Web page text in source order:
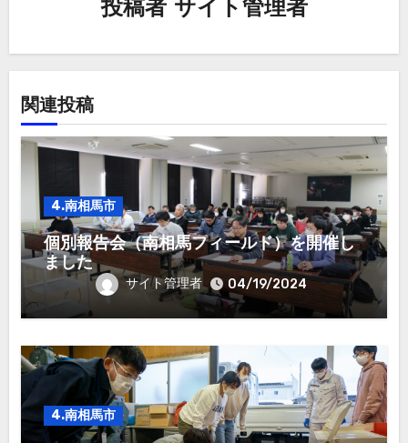
ン
投稿者 サイト管理者
関連投稿
4.南相馬市
個別報告会（南相馬フィールド）を開催し
ました
サイト管理者 04/19/2024
4.南相馬市